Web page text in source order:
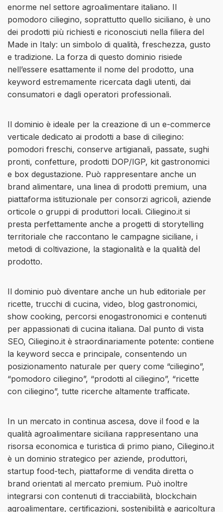
enorme nel settore agroalimentare italiano. Il
pomodoro ciliegino, soprattutto quello siciliano, è uno
dei prodotti più richiesti e riconosciuti nella filiera del
Made in Italy: un simbolo di qualità, freschezza, gusto
e tradizione. La forza di questo dominio risiede
nell’essere esattamente il nome del prodotto, una
keyword estremamente ricercata dagli utenti, dai
consumatori e dagli operatori professionali.
Il dominio è ideale per la creazione di un e-commerce
verticale dedicato ai prodotti a base di ciliegino:
pomodori freschi, conserve artigianali, passate, sughi
pronti, confetture, prodotti DOP/IGP, kit gastronomici
e box degustazione. Può rappresentare anche un
brand alimentare, una linea di prodotti premium, una
piattaforma istituzionale per consorzi agricoli, aziende
orticole o gruppi di produttori locali. Ciliegino.it si
presta perfettamente anche a progetti di storytelling
territoriale che raccontano le campagne siciliane, i
metodi di coltivazione, la stagionalità e la qualità del
prodotto.
Il dominio può diventare anche un hub editoriale per
ricette, trucchi di cucina, video, blog gastronomici,
show cooking, percorsi enogastronomici e contenuti
per appassionati di cucina italiana. Dal punto di vista
SEO, Ciliegino.it è straordinariamente potente: contiene
la keyword secca e principale, consentendo un
posizionamento naturale per query come “ciliegino”,
“pomodoro ciliegino”, “prodotti al ciliegino”, “ricette
con ciliegino”, tutte ricerche altamente trafficate.
In un mercato in continua ascesa, dove il food e la
qualità agroalimentare siciliana rappresentano una
risorsa economica e turistica di primo piano, Ciliegino.it
è un dominio strategico per aziende, produttori,
startup food-tech, piattaforme di vendita diretta o
brand orientati al mercato premium. Può inoltre
integrarsi con contenuti di tracciabilità, blockchain
agroalimentare, certificazioni, sostenibilità e agricoltura